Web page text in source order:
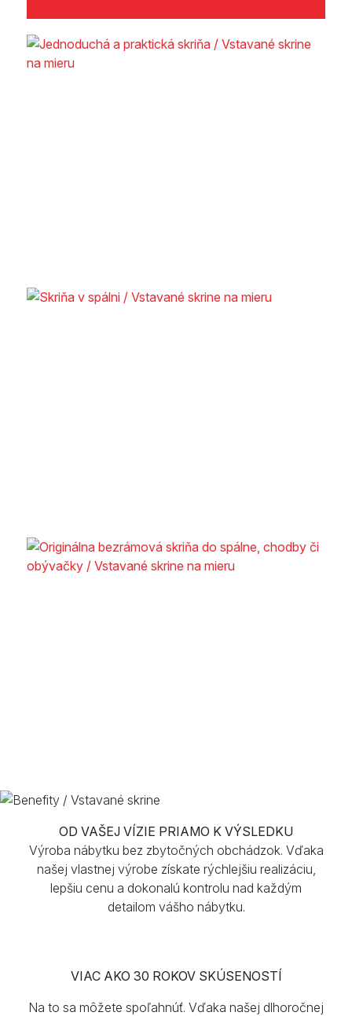
OD VAŠEJ VÍZIE PRIAMO K VÝSLEDKU
Výroba nábytku bez zbytočných obchádzok. Vďaka
našej vlastnej výrobe získate rýchlejšiu realizáciu,
lepšiu cenu a dokonalú kontrolu nad každým
detailom vášho nábytku.
VIAC AKO 30 ROKOV SKÚSENOSTÍ
Na to sa môžete spoľahnúť. Vďaka našej dlhoročnej